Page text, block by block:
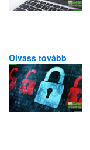
Olvass tovább